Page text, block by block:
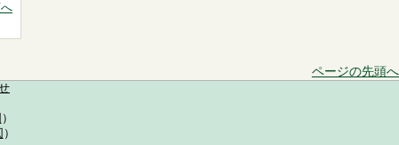
ページの先頭へ
）
）